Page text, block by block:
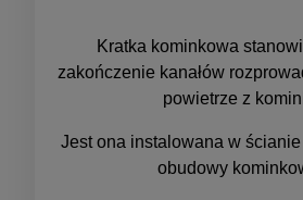
Kratka kominkowa
zakończenie kanałów
powietrze z
Jest ona instalowana w
obudowy